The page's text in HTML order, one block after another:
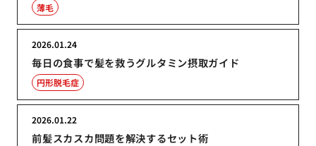
薄毛
毎日の食事で髪を救うグルタミン摂取ガイド
2026.01.24
円形脱毛症
前髪スカスカ問題を解決するセット術
2026.01.22